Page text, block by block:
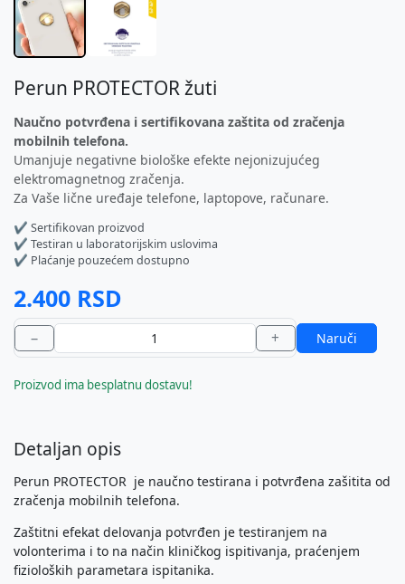
Perun PROTECTOR žuti
Naučno potvrđena i sertifikovana zaštita od zračenja
mobilnih telefona.
Umanjuje negativne biološke efekte nejonizujućeg
elektromagnetnog zračenja.
Za Vaše lične uređaje telefone, laptopove, računare.
✔ Sertifikovan proizvod
✔ Testiran u laboratorijskim uslovima
✔ Plaćanje pouzećem dostupno
2.400 RSD
− + Naruči
Proizvod ima besplatnu dostavu!
Detaljan opis
Perun PROTECTOR je naučno testirana i potvrđena zašitita od
zračenja mobilnih telefona.
Zaštitni efekat delovanja potvrđen je testiranjem na
volonterima i to na način kliničkog ispitivanja, praćenjem
fizioloških parametara ispitanika.